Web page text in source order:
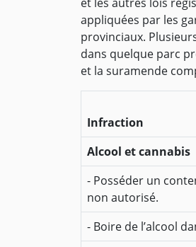
appliquées par les
provinciaux.
dans quelque parc
et la suramende
Infraction
Alcool et cannabis
- Posséder un
non autorisé.
- Boire de l’alcool